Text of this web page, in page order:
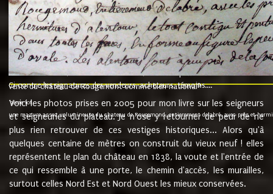
vend, purement simplement et irrevocablement a monseigneur monsieur
et chavannes conseiller du roy au parlement de Bourgogne, present et
que le dit seigneur Baron de la Vellière a sur ses hommes, indivisables et
de la Velliere tout ainsi et comme le dit seigneur Baron et ses
présent......"
suivent les rentes, donation des terriers, etc... au prix de 880 livre louis
Ci contre les signatures des vendeurs, acheteurs, témoins....
vente du château de Rougemont comme bien national9.
"3ème lot
une mazure assez volumineuse du chateau de Rougemond, entierement delabré, avec près et
Voici les photos prises en 2005 pour mon livre sur les seigneurs
et seigneuries du plateau. Je n'ose y retourner de peur de ne
plus rien retrouver de ces vestiges historiques... Alors qu'à
quelques centaine de mètres on construit du vieux neuf ! elles
représentent le plan du château en 1838, la voute et l'entrée de
ce qui ressemble à une porte, le chemin d'accès, les murailles,
surtout celles Nord Est et Nord Ouest les mieux conservées.